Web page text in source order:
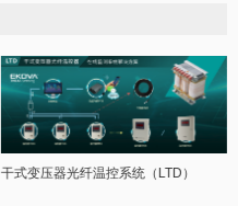
干式变压器光纤温控系统（LTD）